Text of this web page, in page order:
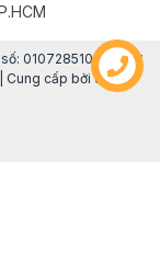
0107285100 do Sở
Cung cấp bởiSapo